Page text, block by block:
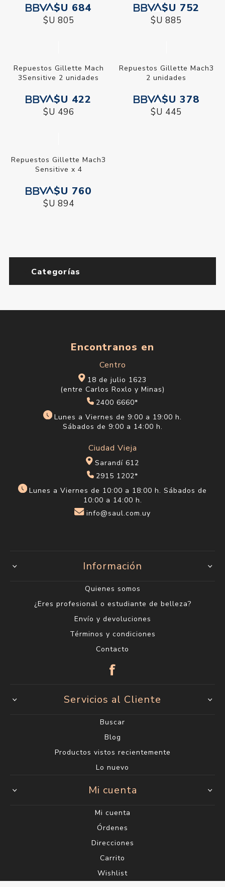
$U 684
$U 805
$U 752
$U 885
Repuestos Gillette Mach
3Sensitive 2 unidades
$U 422
$U 496
Repuestos Gillette Mach3
2 unidades
$U 378
$U 445
Repuestos Gillette Mach3
Sensitive x 4
$U 760
$U 894
Categorías
Encontranos en
Centro
18 de julio 1623
(entre Carlos Roxlo y Minas)
2400 6660*
Lunes a Viernes de 9:00 a 19:00 h.
Sábados de 9:00 a 14:00 h.
Ciudad Vieja
Sarandí 612
2915 1202*
Lunes a Viernes de 10:00 a 18:00 h. Sábados de
10:00 a 14:00 h.
info@saul.com.uy
Información
Quienes somos
¿Eres profesional o estudiante de belleza?
Envío y devoluciones
Términos y condiciones
Contacto
Servicios al Cliente
Buscar
Blog
Productos vistos recientemente
Lo nuevo
Mi cuenta
Mi cuenta
Órdenes
Direcciones
Carrito
Wishlist